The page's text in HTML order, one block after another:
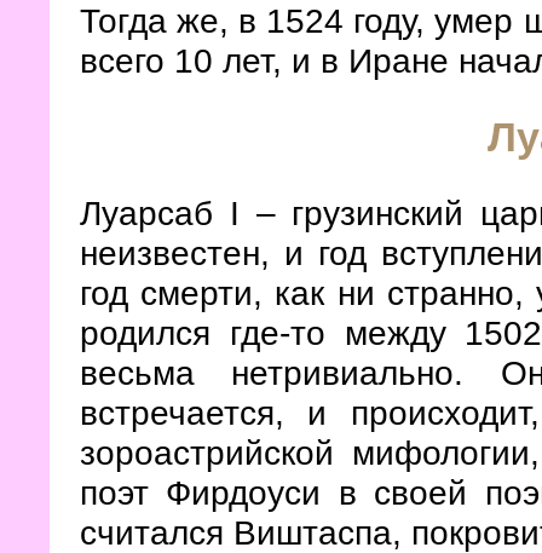
Тогда же, в 1524 году,
всего 10 лет, и в Иране
Луарсаб I – грузинский
неизвестен, и год
год смерти, как ни
родился где-то между
весьма нетривиально.
встречается, и
зороастрийской
поэт Фирдоуси в своей
считался Виштаспа,